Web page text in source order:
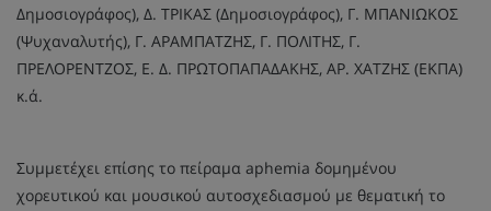
Δημοσιογράφος), Δ. ΤΡΙΚΑΣ (Δημοσιογράφος), Γ. ΜΠΑΝΙΩΚΟΣ
(Ψυχαναλυτής), Γ. ΑΡΑΜΠΑΤΖΗΣ, Γ. ΠΟΛΙΤΗΣ, Γ.
ΠΡΕΛΟΡΕΝΤΖΟΣ, Ε. Δ. ΠΡΩΤΟΠΑΠΑΔΑΚΗΣ, ΑΡ. ΧΑΤΖΗΣ (ΕΚΠΑ)
κ.ά.
Συμμετέχει επίσης το πείραμα aphemia δομημένου
χορευτικού και μουσικού αυτοσχεδιασμού με θεματική το